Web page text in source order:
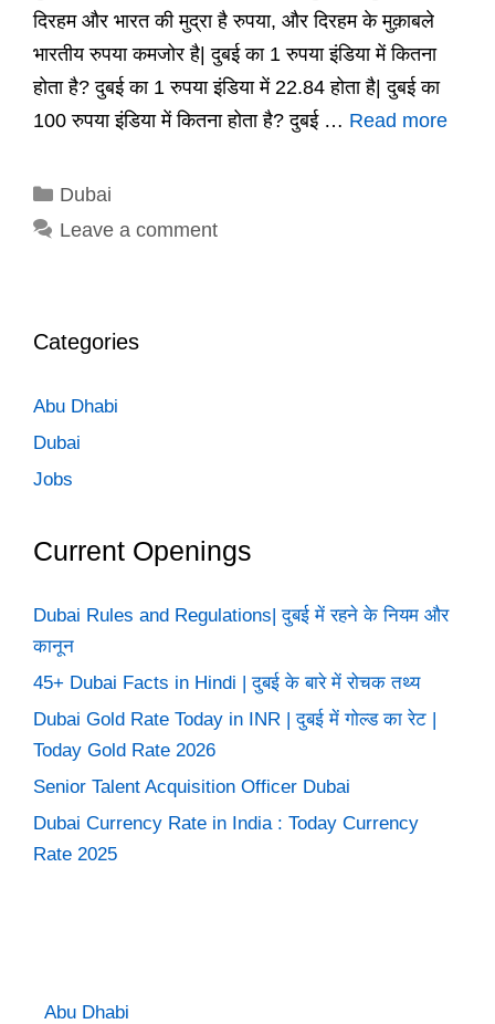
दिरहम और भारत की मुद्रा है रुपया, और दिरहम के मुक़ाबले
भारतीय रुपया कमजोर है| दुबई का 1 रुपया इंडिया में कितना
होता है? दुबई का 1 रुपया इंडिया में 22.84 होता है| दुबई का
100 रुपया इंडिया में कितना होता है? दुबई … Read more
Categories
Dubai
Leave a comment
Categories
Abu Dhabi
Dubai
Jobs
Current Openings
Dubai Rules and Regulations| दुबई में रहने के नियम और
कानून
45+ Dubai Facts in Hindi | दुबई के बारे में रोचक तथ्य
Dubai Gold Rate Today in INR | दुबई में गोल्ड का रेट |
Today Gold Rate 2026
Senior Talent Acquisition Officer Dubai
Dubai Currency Rate in India : Today Currency
Rate 2025
Abu Dhabi